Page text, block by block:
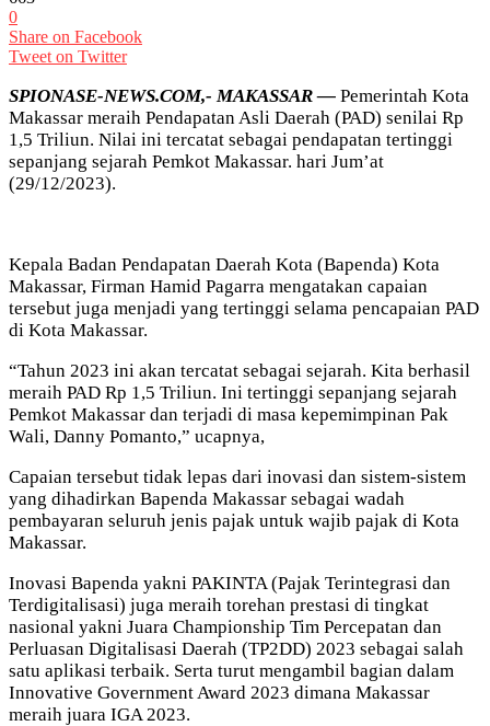
0
Share on Facebook
Tweet on Twitter
SPIONASE-NEWS.COM,- MAKASSAR — Pemerintah Kota
Makassar meraih Pendapatan Asli Daerah (PAD) senilai Rp
1,5 Triliun. Nilai ini tercatat sebagai pendapatan tertinggi
sepanjang sejarah Pemkot Makassar. hari Jum’at
(29/12/2023).
Kepala Badan Pendapatan Daerah Kota (Bapenda) Kota
Makassar, Firman Hamid Pagarra mengatakan capaian
tersebut juga menjadi yang tertinggi selama pencapaian PAD
di Kota Makassar.
“Tahun 2023 ini akan tercatat sebagai sejarah. Kita berhasil
meraih PAD Rp 1,5 Triliun. Ini tertinggi sepanjang sejarah
Pemkot Makassar dan terjadi di masa kepemimpinan Pak
Wali, Danny Pomanto,” ucapnya,
Capaian tersebut tidak lepas dari inovasi dan sistem-sistem
yang dihadirkan Bapenda Makassar sebagai wadah
pembayaran seluruh jenis pajak untuk wajib pajak di Kota
Makassar.
Inovasi Bapenda yakni PAKINTA (Pajak Terintegrasi dan
Terdigitalisasi) juga meraih torehan prestasi di tingkat
nasional yakni Juara Championship Tim Percepatan dan
Perluasan Digitalisasi Daerah (TP2DD) 2023 sebagai salah
satu aplikasi terbaik. Serta turut mengambil bagian dalam
Innovative Government Award 2023 dimana Makassar
meraih juara IGA 2023.